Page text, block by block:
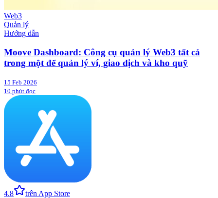
Web3
Quản lý
Hướng dẫn
Moove Dashboard: Công cụ quản lý Web3 tất cả
trong một để quản lý ví, giao dịch và kho quỹ
15 Feb 2026
10 phút đọc
4.8 trên App Store